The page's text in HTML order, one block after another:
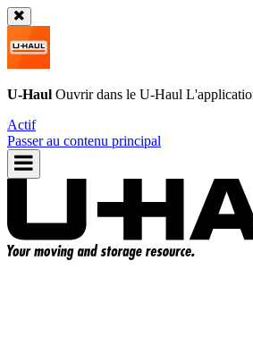
U-Haul Ouvrir dans le U-Haul
Actif
Passer au contenu principal